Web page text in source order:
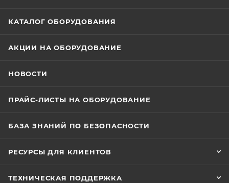
КАТАЛОГ ОБОРУДОВАНИЯ
АКЦИИ НА ОБОРУДОВАНИЕ
НОВОСТИ
ПРАЙС-ЛИСТЫ НА ОБОРУДОВАНИЕ
БАЗА ЗНАНИЙ ПО БЕЗОПАСНОСТИ
РЕСУРСЫ ДЛЯ КЛИЕНТОВ
ТЕХНИЧЕСКАЯ ПОДДЕРЖКА